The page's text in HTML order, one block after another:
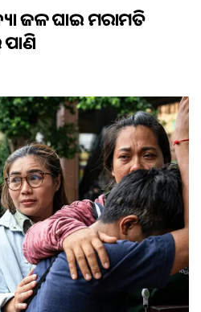
ଜଳ ଘାଇ ମରାମତି
ପାଣି